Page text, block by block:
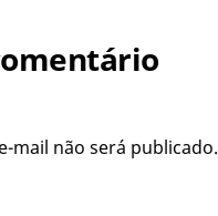
mail não será publicado.